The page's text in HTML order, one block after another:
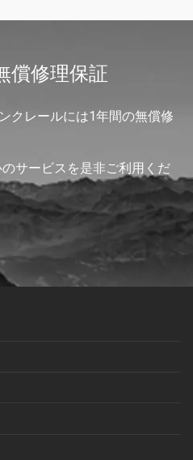
償修理保証
クレールには1年間の無償修
サービスを是非ご利用くだ